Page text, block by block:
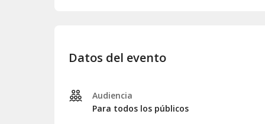
Olvídate de las colas con el acceso
Hazte ya con tuARTICKET Barcelona Art
talento que hacen de Barcelona un destino
Datos del evento
Audiencia
Para todos los públicos